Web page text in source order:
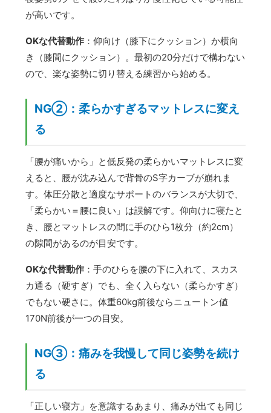
が高いです。
OKな代替動作 ：仰向け（膝下にクッション）か横向
き（膝間にクッション）。最初の20分だけで構わない
ので、楽な姿勢に切り替える練習から始める。
NG②：柔らかすぎるマットレスに変え
る
「腰が痛いから」と低反発の柔らかいマットレスに変
えると、腰が沈み込んで背骨のS字カーブが崩れま
す。体圧分散と適度なサポートのバランスが大切で、
「柔らかい＝腰に良い」は誤解です。仰向けに寝たと
き、腰とマットレスの間に手のひら1枚分（約2cm）
の隙間があるのが目安です。
OKな代替動作 ：手のひらを腰の下に入れて、スカス
カ通る（硬すぎ）でも、全く入らない（柔らかすぎ）
でもない硬さに。体重60kg前後ならニュートン値
170N前後が一つの目安。
NG③：痛みを我慢して同じ姿勢を続け
る
「正しい寝方」を意識するあまり、痛みが出ても同じ